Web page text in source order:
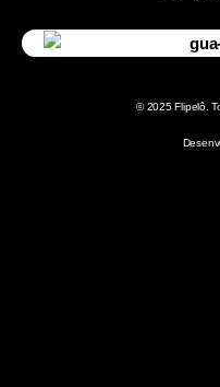
© 2025 Flipelô.